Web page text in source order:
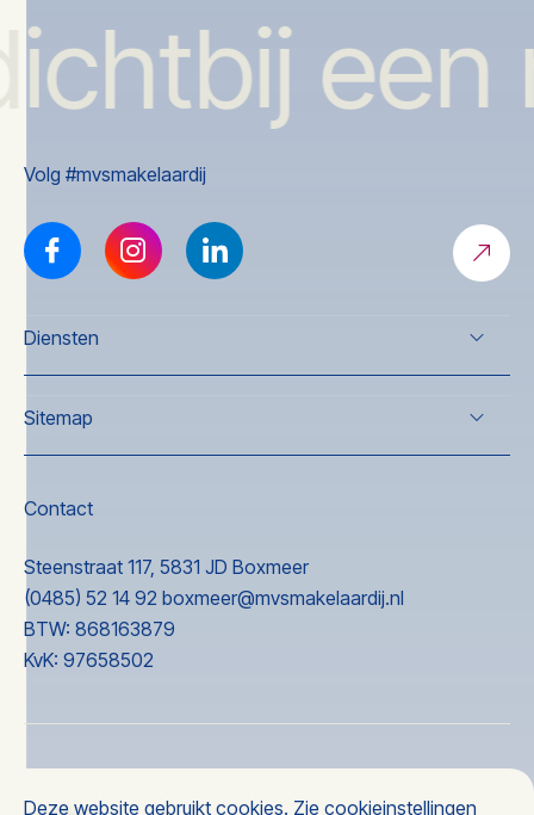
een
Diensten
Koop
Taxatie
Sitemap
Wonen
Ervaringen
Contact
Contact
Steenstraat 117, 5831 JD Boxmeer
(0485) 52 14 92 boxmeer@mvsmakelaardij.nl
BTW: 868163879
KvK: 97658502
Volg #mvsmakelaardij
Deze website gebruikt cookies. Zie cookieinstellingen